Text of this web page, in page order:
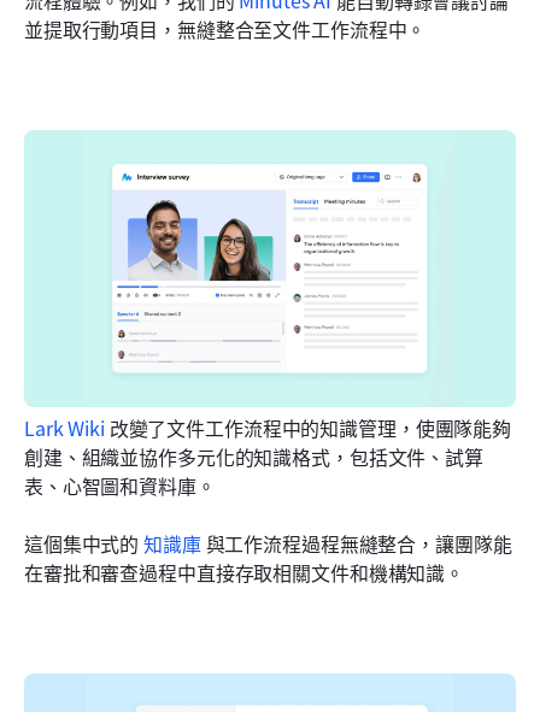
並提取行動項目，無縫整合至文件工作流程中。
Lark Wiki 改變了文件工作流程中的知識管理，使團隊能夠
創建、組織並協作多元化的知識格式，包括文件、試算
表、心智圖和資料庫。
這個集中式的 知識庫 與工作流程過程無縫整合，讓團隊能
在審批和審查過程中直接存取相關文件和機構知識。